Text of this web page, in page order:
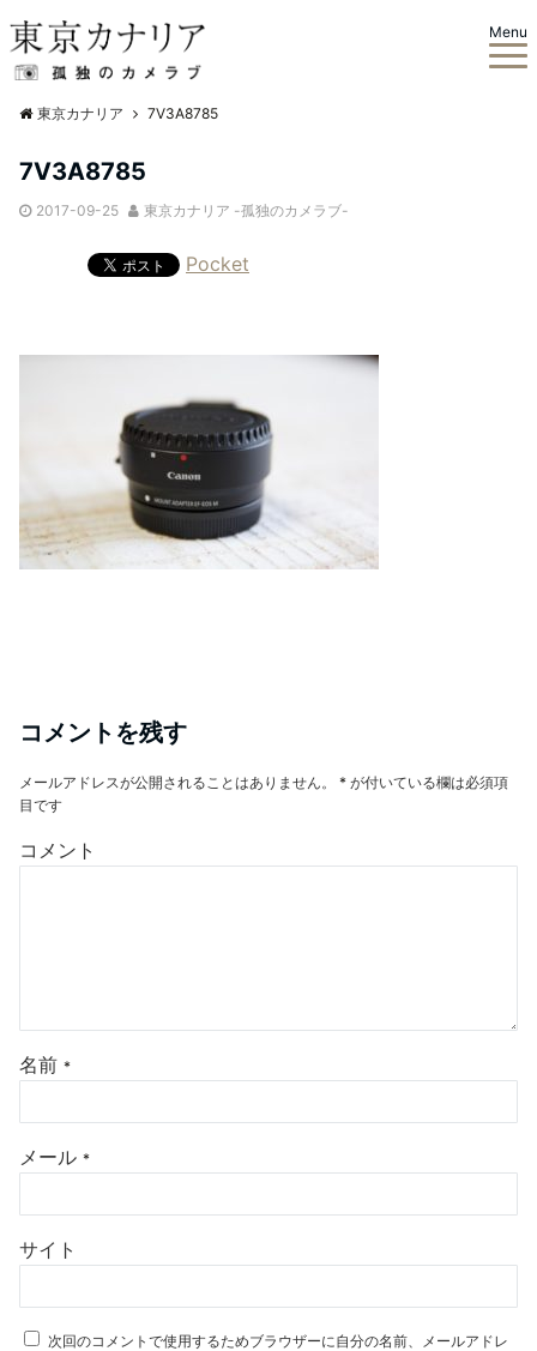
Menu
東京カナリア 7V3A8785
7V3A8785
2017-09-25 東京カナリア -孤独のカメラブ-
Pocket
コメントを残す
メールアドレスが公開されることはありません。 * が付いている欄は必須項
目です
コメント
名前 *
メール *
サイト
次回のコメントで使用するためブラウザーに自分の名前、メールアドレ